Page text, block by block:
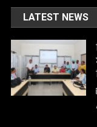
LATEST NEWS